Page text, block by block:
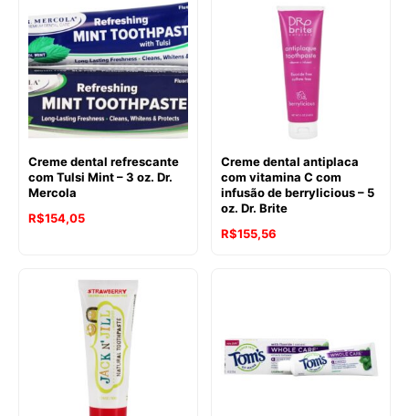
Creme dental refrescante
com Tulsi Mint – 3 oz. Dr.
Mercola
R$154,05
Creme dental antiplaca
com vitamina C com
infusão de berrylicious – 5
oz. Dr. Brite
R$155,56